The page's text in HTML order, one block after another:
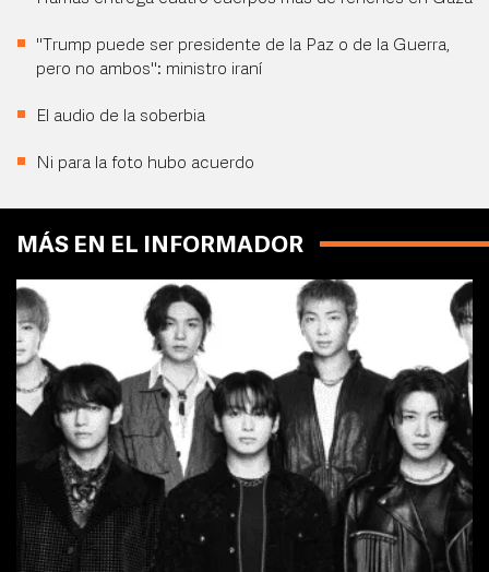
"Trump puede ser presidente de la Paz o de la Guerra,
pero no ambos": ministro iraní
El audio de la soberbia
Ni para la foto hubo acuerdo
MÁS EN EL INFORMADOR